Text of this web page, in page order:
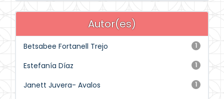
Autor(es)
1
Betsabee Fortanell Trejo
1
Estefanía Díaz
1
Janett Juvera- Avalos